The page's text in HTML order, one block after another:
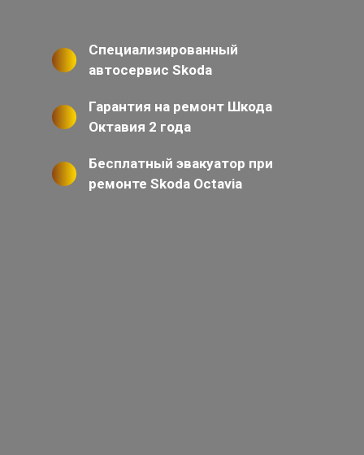
Специализированный
автосервис Skoda
Гарантия на ремонт Шкода
Октавия 2 года
Бесплатный эвакуатор при
ремонте Skoda Octavia